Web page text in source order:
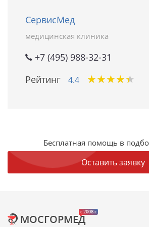
СервисМед
медицинская клиника
+7 (495) 988-32-31
Рейтинг
4.4 ★★★★★
★★★★★
Бесплатная помощь в
Оставить заявку
c 2008 г
МОСГОРМЕД